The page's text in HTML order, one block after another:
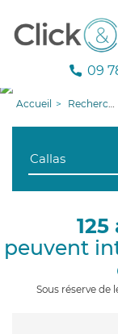
09
Accueil Recherche aide à domicile
peuvent
Sous réserve